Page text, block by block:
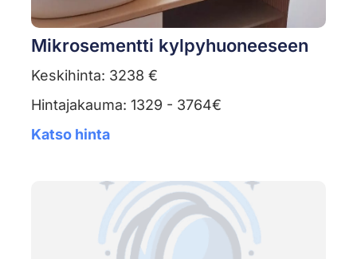
Mikrosementti kylpyhuoneeseen
Keskihinta: 3238 €
Hintajakauma: 1329 - 3764€
Katso hinta